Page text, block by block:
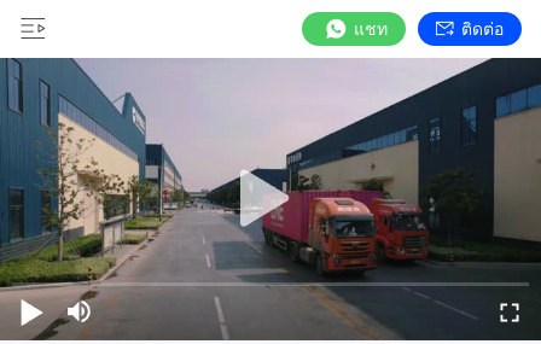
แชท ติดต่อ